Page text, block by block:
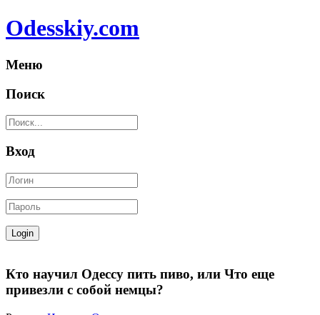
Odesskiy.com
Меню
Поиск
Вход
Кто научил Одессу пить пиво, или Что еще
привезли с собой немцы?